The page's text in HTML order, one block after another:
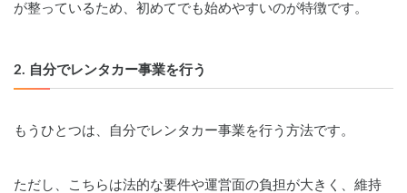
が整っているため、初めてでも始めやすいのが特徴です。
2. 自分でレンタカー事業を行う
もうひとつは、自分でレンタカー事業を行う方法です。
ただし、こちらは法的な要件や運営面の負担が大きく、維持